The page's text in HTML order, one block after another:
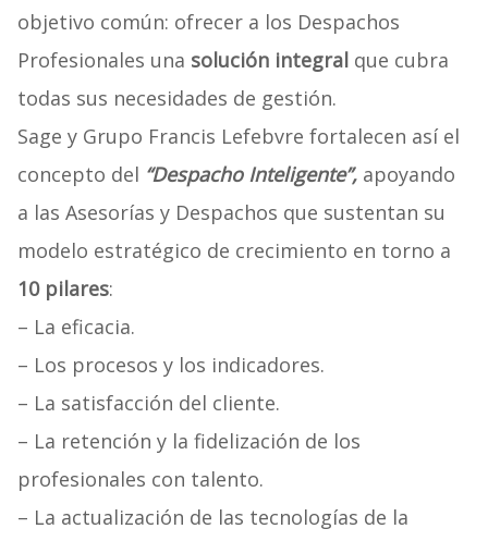
objetivo común: ofrecer a los Despachos
Profesionales una solución integralque cubra
todas sus necesidades de gestión.
Sage y Grupo Francis Lefebvre fortalecen así el
concepto del “Despacho Inteligente”,apoyando
a las Asesorías y Despachos que sustentan su
modelo estratégico de crecimiento en torno a
10 pilares:
– La eficacia.
– Los procesos y los indicadores.
– La satisfacción del cliente.
– La retención y la fidelización de los
profesionales con talento.
– La actualización de las tecnologías de la